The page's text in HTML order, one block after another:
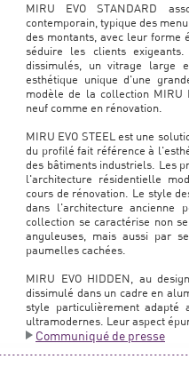
MIRU EVO STANDARD
contemporain, typique des
des montants, avec leur forme
séduire les clients
dissimulés, un vitrage large
esthétique unique d'une
modèle de la collection MIRU
neuf comme en rénovation.
MIRU EVO STEEL est une
du profilé fait référence à
des bâtiments industriels. Les
l'architecture résidentielle
cours de rénovation. Le style
dans l'architecture
collection se caractérise non
anguleuses, mais aussi par
paumelles cachées.
MIRU EVO HIDDEN, au
dissimulé dans un cadre en
style particulièrement adapté
ultramodernes. Leur aspect
Communiqué de presse